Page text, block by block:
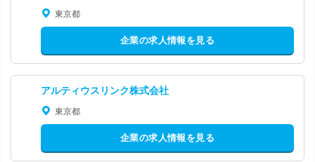
東京都
企業の求人情報を見る
アルティウスリンク株式会社
東京都
企業の求人情報を見る